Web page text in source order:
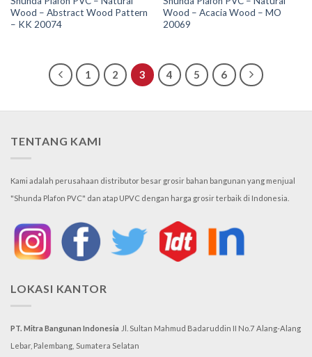
Wood – Abstract Wood Pattern
– KK 20074
Wood – Acacia Wood – MO
20069
1 2 3 4 5 6
TENTANG KAMI
Kami adalah perusahaan distributor besar grosir bahan bangunan yang menjual
"Shunda Plafon PVC" dan atap UPVC dengan harga grosir terbaik di Indonesia.
LOKASI KANTOR
PT. Mitra Bangunan Indonesia Jl. Sultan Mahmud Badaruddin II No.7 Alang-Alang
Lebar, Palembang, Sumatera Selatan